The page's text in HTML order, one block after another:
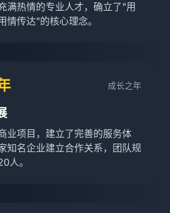
满热情的专业人才，确立了"用
情传达"的核心理念。
成长之年
业项目，建立了完善的服务体
知名企业建立合作关系，团队规
人。